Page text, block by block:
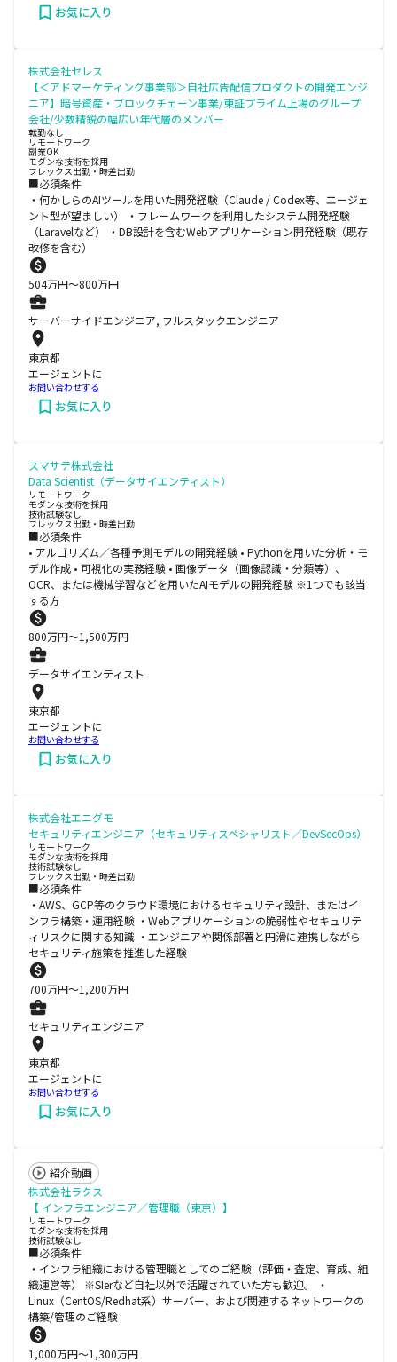
お気に入り
株式会社セレス
【＜アドマーケティング事業部＞自社広告配信プロダクトの開発エンジ
ニア】暗号資産・ブロックチェーン事業/東証プライム上場のグループ
会社/少数精鋭の幅広い年代層のメンバー
転勤なし
リモートワーク
副業OK
モダンな技術を採用
フレックス出勤・時差出勤
■必須条件
・何かしらのAIツールを用いた開発経験（Claude / Codex等、エージェ
ント型が望ましい） ・フレームワークを利用したシステム開発経験
（Laravelなど） ・DB設計を含むWebアプリケーション開発経験（既存
改修を含む）
504万円〜800万円
サーバーサイドエンジニア, フルスタックエンジニア
東京都
エージェントに
お問い合わせする
お気に入り
スマサテ株式会社
Data Scientist（データサイエンティスト）
リモートワーク
モダンな技術を採用
技術試験なし
フレックス出勤・時差出勤
■必須条件
• アルゴリズム／各種予測モデルの開発経験 • Pythonを用いた分析・モ
デル作成 • 可視化の実務経験 • 画像データ（画像認識・分類等）、
OCR、または機械学習などを用いたAIモデルの開発経験 ※1つでも該当
する方
800万円〜1,500万円
データサイエンティスト
東京都
エージェントに
お問い合わせする
お気に入り
株式会社エニグモ
セキュリティエンジニア（セキュリティスペシャリスト／DevSecOps）
リモートワーク
モダンな技術を採用
技術試験なし
フレックス出勤・時差出勤
■必須条件
・AWS、GCP等のクラウド環境におけるセキュリティ設計、またはイ
ンフラ構築・運用経験 ・Webアプリケーションの脆弱性やセキュリテ
ィリスクに関する知識 ・エンジニアや関係部署と円滑に連携しながら
セキュリティ施策を推進した経験
700万円〜1,200万円
セキュリティエンジニア
東京都
エージェントに
お問い合わせする
お気に入り
紹介動画
株式会社ラクス
【 インフラエンジニア／管理職（東京）】
リモートワーク
モダンな技術を採用
技術試験なし
■必須条件
・インフラ組織における管理職としてのご経験（評価・査定、育成、組
織運営等） ※SIerなど自社以外で活躍されていた方も歓迎。 ・
Linux（CentOS/Redhat系）サーバー、および関連するネットワークの
構築/管理のご経験
1,000万円〜1,300万円